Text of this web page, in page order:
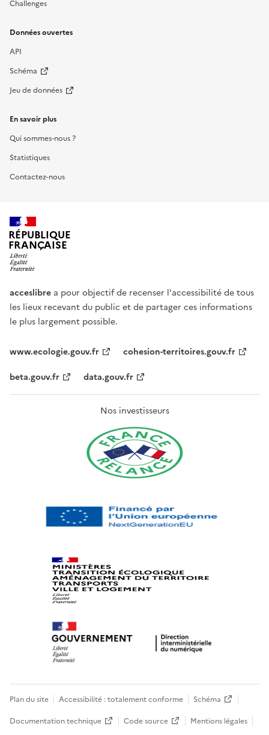
Challenges
Données ouvertes
API
Schéma
Jeu de données
En savoir plus
Qui sommes-nous ?
Statistiques
Contactez-nous
RÉPUBLIQUE
FRANÇAISE
acceslibre a pour objectif de recenser l'accessibilité de tous
les lieux recevant du public et de partager ces informations
le plus largement possible.
www.ecologie.gouv.fr
cohesion-territoires.gouv.fr
beta.gouv.fr
data.gouv.fr
Nos investisseurs
Plan du site Accessibilité : totalement conforme
Schéma
Documentation technique
Code source Mentions légales